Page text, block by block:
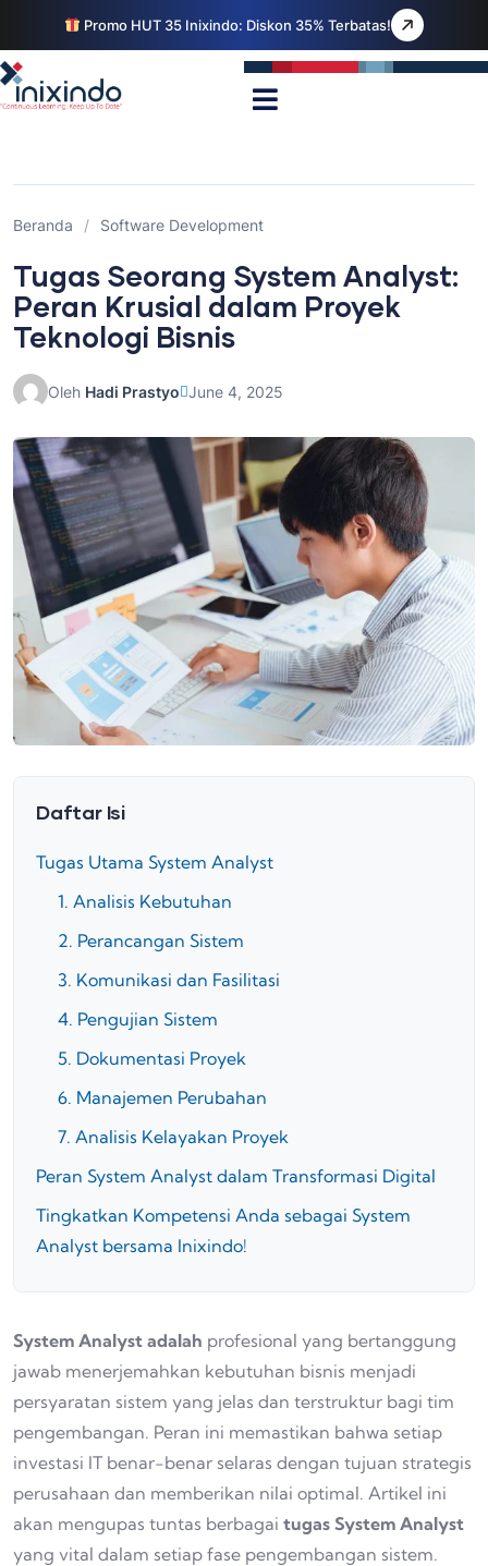
Promo HUT 35 Inixindo: Diskon 35% Terbatas!
Beranda / Software Development
Tugas Seorang System Analyst:
Peran Krusial dalam Proyek
Teknologi Bisnis
Oleh Hadi Prastyo June 4, 2025
Daftar Isi
Tugas Utama System Analyst
1. Analisis Kebutuhan
2. Perancangan Sistem
3. Komunikasi dan Fasilitasi
4. Pengujian Sistem
5. Dokumentasi Proyek
6. Manajemen Perubahan
7. Analisis Kelayakan Proyek
Peran System Analyst dalam Transformasi Digital
Tingkatkan Kompetensi Anda sebagai System
Analyst bersama Inixindo!
System Analyst adalah profesional yang bertanggung
jawab menerjemahkan kebutuhan bisnis menjadi
persyaratan sistem yang jelas dan terstruktur bagi tim
pengembangan. Peran ini memastikan bahwa setiap
investasi IT benar-benar selaras dengan tujuan strategis
perusahaan dan memberikan nilai optimal. Artikel ini
akan mengupas tuntas berbagai tugas System Analyst
yang vital dalam setiap fase pengembangan sistem.